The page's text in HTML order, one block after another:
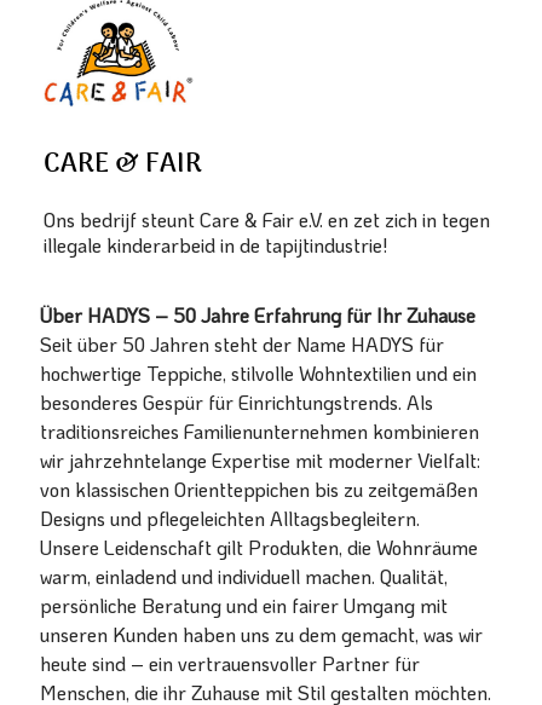
CARE & FAIR
Ons bedrijf steunt Care & Fair e.V. en zet zich in tegen
illegale kinderarbeid in de tapijtindustrie!
Über HADYS – 50 Jahre Erfahrung für Ihr Zuhause
Seit über 50 Jahren steht der Name HADYS für
hochwertige Teppiche, stilvolle Wohntextilien und ein
besonderes Gespür für Einrichtungstrends. Als
traditionsreiches Familienunternehmen kombinieren
wir jahrzehntelange Expertise mit moderner Vielfalt:
von klassischen Orientteppichen bis zu zeitgemäßen
Designs und pflegeleichten Alltagsbegleitern.
Unsere Leidenschaft gilt Produkten, die Wohnräume
warm, einladend und individuell machen. Qualität,
persönliche Beratung und ein fairer Umgang mit
unseren Kunden haben uns zu dem gemacht, was wir
heute sind – ein vertrauensvoller Partner für
Menschen, die ihr Zuhause mit Stil gestalten möchten.